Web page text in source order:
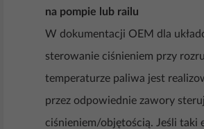
na pompie lub railu
W dokumentacji OEM dla
sterowanie ciśnieniem przy
temperaturze paliwa jest
przez odpowiednie zawory
ciśnieniem/objętością. Jeśli taki